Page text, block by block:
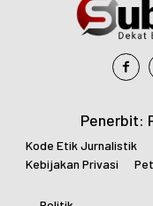
Penerbit:
Kode Etik Jurnalistik
Kebijakan Privasi